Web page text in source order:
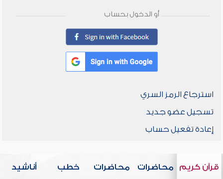
أو الدخول بحساب
استرجاع الرمز السري
تسجيل عضو جديد
إعادة تفعيل حساب
قرآن كريم
محاضرات
محاضرات
خطب
أناشيد